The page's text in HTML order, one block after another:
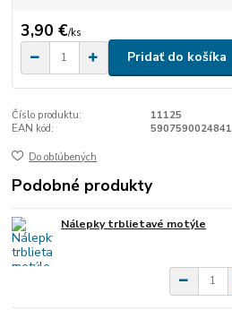
3,90 €/ks
Pridať do košíka
Číslo produktu:
11125
EAN kód:
5907590024841
Do obľúbených
Podobné produkty
Nálepky trblietavé motýle